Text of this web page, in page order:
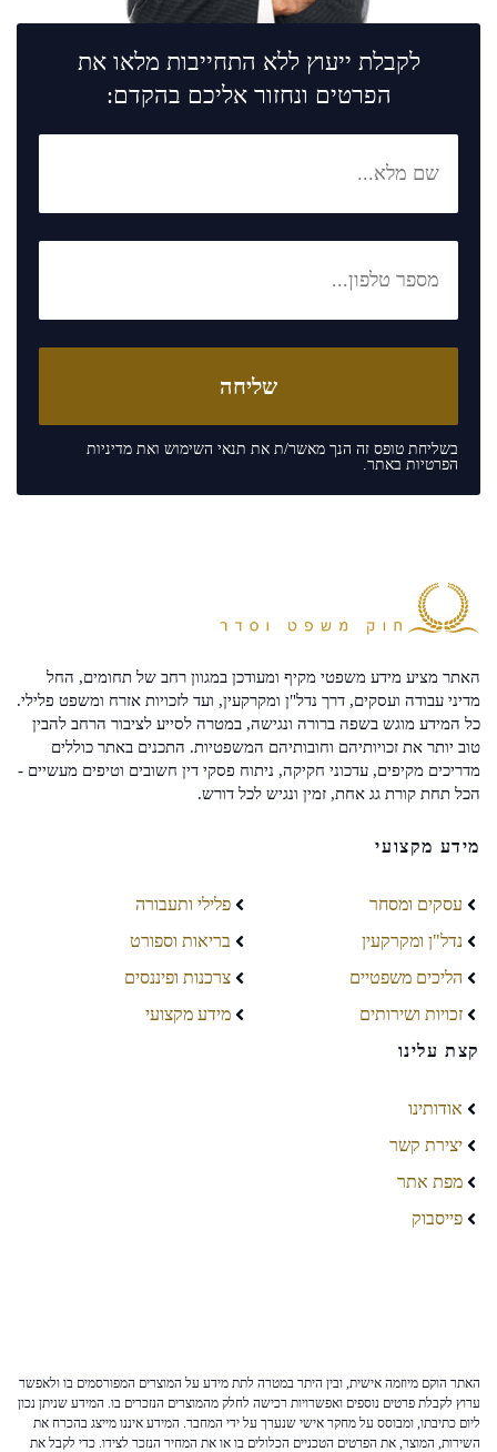
לקבלת ייעוץ ללא התחייבות מלאו את
הפרטים ונחזור אליכם בהקדם:
בשליחת טופס זה הנך מאשר/ת את תנאי השימוש ואת מדיניות
הפרטיות באתר.
האתר מציע מידע משפטי מקיף ומעודכן במגוון רחב של תחומים, החל
מדיני עבודה ועסקים, דרך נדל"ן ומקרקעין, ועד לזכויות אזרח ומשפט פלילי.
כל המידע מוגש בשפה ברורה ונגישה, במטרה לסייע לציבור הרחב להבין
טוב יותר את זכויותיהם וחובותיהם המשפטיות. התכנים באתר כוללים
מדריכים מקיפים, עדכוני חקיקה, ניתוח פסקי דין חשובים וטיפים מעשיים -
הכל תחת קורת גג אחת, זמין ונגיש לכל דורש.
מידע מקצועי
עסקים ומסחר
נדל"ן ומקרקעין
הליכים משפטיים
זכויות ושירותים
פלילי ותעבורה
בריאות וספורט
צרכנות ופיננסים
מידע מקצועי
קצת עלינו
אודותינו
יצירת קשר
מפת אתר
פייסבוק
האתר הוקם מיוזמה אישית, ובין היתר במטרה לתת מידע על המוצרים המפורסמים בו ולאפשר
ערוץ לקבלת פרטים נוספים ואפשרויות רכישה לחלק מהמוצרים הנזכרים בו. המידע שניתן נכון
ליום כתיבתו, ומבוסס על מחקר אישי שנערך על ידי המחבר. המידע איננו מייצג בהכרח את
השירות, המוצר, את הפרטים הטכניים הכלולים בו או את המחיר הנזכר לצידו. כדי לקבל את